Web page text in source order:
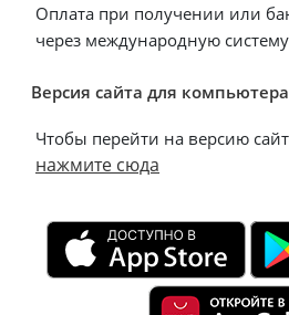
Оплата при получении или
через международную
Версия сайта для компьютера
Чтобы перейти на версию
нажмите сюда